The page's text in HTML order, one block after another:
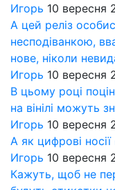
Игорь 10 вересня
А цей реліз
несподіванкою,
нове, ніколи
Игорь 10 вересня
В цьому році
на вінілі можуть
Игорь 10 вересня
А як цифрові
Игорь 10 вересня
Кажуть, щоб не